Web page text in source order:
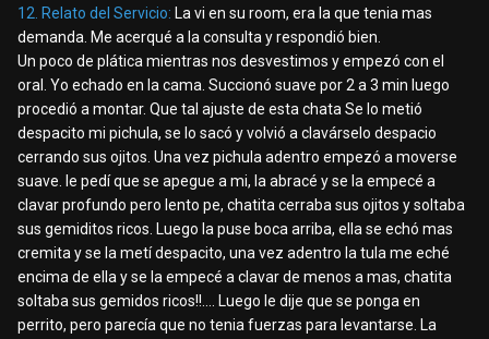
12. Relato del Servicio: La vi en su room, era la que tenia mas
demanda. Me acerqué a la consulta y respondió bien.
Un poco de plática mientras nos desvestimos y empezó con el
oral. Yo echado en la cama. Succionó suave por 2 a 3 min luego
procedió a montar. Que tal ajuste de esta chata Se lo metió
despacito mi pichula, se lo sacó y volvió a clavárselo despacio
cerrando sus ojitos. Una vez pichula adentro empezó a moverse
suave. le pedí que se apegue a mi, la abracé y se la empecé a
clavar profundo pero lento pe, chatita cerraba sus ojitos y soltaba
sus gemiditos ricos. Luego la puse boca arriba, ella se echó mas
cremita y se la metí despacito, una vez adentro la tula me eché
encima de ella y se la empecé a clavar de menos a mas, chatita
soltaba sus gemidos ricos!!.... Luego le dije que se ponga en
perrito, pero parecía que no tenia fuerzas para levantarse. La